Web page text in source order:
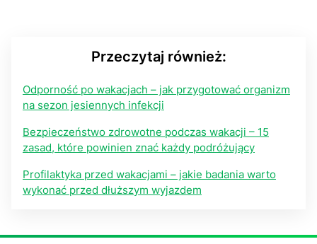
Przeczytaj również:
Odporność po wakacjach – jak przygotować organizm
na sezon jesiennych infekcji
Bezpieczeństwo zdrowotne podczas wakacji – 15
zasad, które powinien znać każdy podróżujący
Profilaktyka przed wakacjami – jakie badania warto
wykonać przed dłuższym wyjazdem